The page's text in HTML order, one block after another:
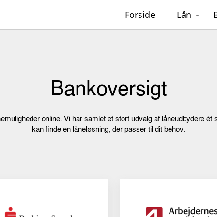
Forside Lån
Bankoversigt
online. Vi har samlet et stort udvalg af låneudbydere ét
kan finde en låneløsning, der passer til dit behov.